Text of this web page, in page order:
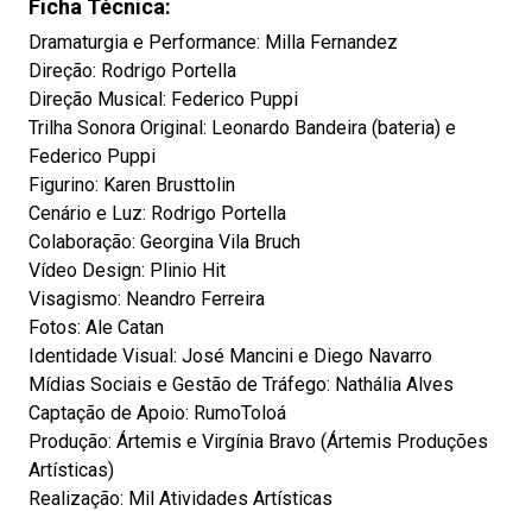
Ficha Técnica:
Dramaturgia e Performance: Milla Fernandez
Direção: Rodrigo Portella
Direção Musical: Federico Puppi
Trilha Sonora Original: Leonardo Bandeira (bateria) e
Federico Puppi
Figurino: Karen Brusttolin
Cenário e Luz: Rodrigo Portella
Colaboração: Georgina Vila Bruch
Vídeo Design: Plinio Hit
Visagismo: Neandro Ferreira
Fotos: Ale Catan
Identidade Visual: José Mancini e Diego Navarro
Mídias Sociais e Gestão de Tráfego: Nathália Alves
Captação de Apoio: RumoToloá
Produção: Ártemis e Virgínia Bravo (Ártemis Produções
Artísticas)
Realização: Mil Atividades Artísticas